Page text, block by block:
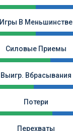
Игры В Меньшинстве
Силовые Приемы
Выигр. Вбрасывания
Потери
Перехваты